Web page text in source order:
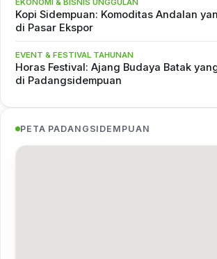
EKONOMI & BISNIS UNGGULAN
Kopi Sidempuan: Komoditas Andalan
di Pasar Ekspor
EVENT & FESTIVAL TAHUNAN
Horas Festival: Ajang Budaya Batak
di Padangsidempuan
PETA PADANGSIDEMPUAN